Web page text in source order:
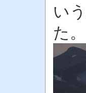
い
た